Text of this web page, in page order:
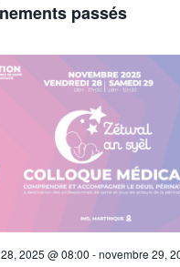
passés
2025 @ 08:00 -novembre 29,